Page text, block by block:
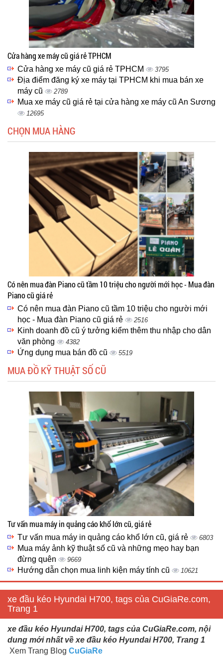
Cửa hàng xe máy cũ giá rẻ TPHCM
Cửa hàng xe máy cũ giá rẻ TPHCM 3795
Địa điểm đăng ký xe máy tại TPHCM khi mua bán xe
máy cũ
2789
Mua xe máy cũ giá rẻ tại cửa hàng xe máy cũ An Sương
12695
CHỌN MUA HÀNG
Có nên mua đàn Piano cũ tầm 10 triệu cho người mới học - Mua đàn
Piano cũ giá rẻ
Có nên mua đàn Piano cũ tầm 10 triệu cho người mới
học - Mua đàn Piano cũ giá rẻ
2516
Kinh doanh đồ cũ ý tưởng kiểm thêm thu nhập cho dân
văn phòng
4382
Ứng dụng mua bán đồ cũ 5519
MUA ĐỒ KỸ THUẬT SỐ CŨ
Tư vấn mua máy in quảng cáo khổ lớn cũ, giá rẻ
Tư vấn mua máy in quảng cáo khổ lớn cũ, giá rẻ 6803
Mua máy ảnh kỹ thuật số cũ và những mẹo hay bạn
đừng quên
9669
Hướng dẫn chọn mua linh kiện máy tính cũ 10621
xe đầu kéo Hyundai H700, tags của CuGiaRe.com,
Trang 1
xe đầu kéo Hyundai H700, tags của CuGiaRe.com, nội
dung mới nhất về xe đầu kéo Hyundai H700, Trang 1
Xem Trang Blog CuGiaRe